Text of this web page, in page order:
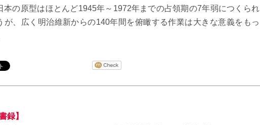
本の原型はほとんど1945年～1972年までの占領期の7年弱につくられ
が、広く明治維新からの140年間を俯瞰する作業は大きな意義をもっ
録】